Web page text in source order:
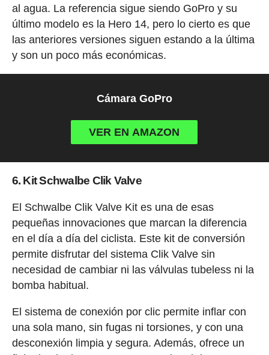
al agua. La referencia sigue siendo GoPro y su
último modelo es la Hero 14, pero lo cierto es que
las anteriores versiones siguen estando a la última
y son un poco más económicas.
Cámara GoPro
VER EN AMAZON
6. Kit Schwalbe Clik Valve
El Schwalbe Clik Valve Kit es una de esas
pequeñas innovaciones que marcan la diferencia
en el día a día del ciclista. Este kit de conversión
permite disfrutar del sistema Clik Valve sin
necesidad de cambiar ni las válvulas tubeless ni la
bomba habitual.
El sistema de conexión por clic permite inflar con
una sola mano, sin fugas ni torsiones, y con una
desconexión limpia y segura. Además, ofrece un